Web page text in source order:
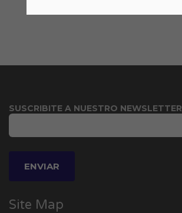
SUSCRIBITE A NUESTRO NEWSLETTER
Site Map